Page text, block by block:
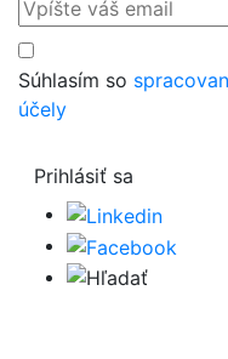
Súhlasím so
účely
Prihlásiť sa
Hľadať